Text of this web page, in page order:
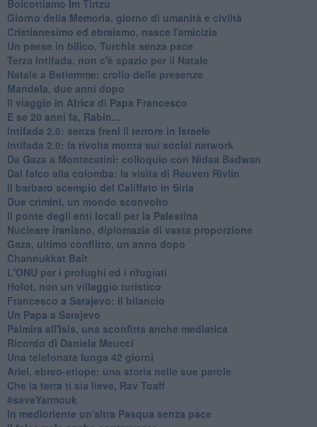
Boicottiamo Im Tirtzu
Giorno della Memoria, giorno di umanità e civiltà
Cristianesimo ed ebraismo, nasce l'amicizia
Un paese in bilico, Turchia senza pace
Terza Intifada, non c'è spazio per il Natale
Natale a Betlemme: crollo delle presenze
Mandela, due anni dopo
Il viaggio in Africa di Papa Francesco
E se 20 anni fa, Rabin...
Intifada 2.0: senza freni il terrore in Israele
Intifada 2.0: la rivolta monta sui social network
Da Gaza a Montecatini: colloquio con Nidaa Badwan
Dal falco alla colomba: la visita di Reuven Rivlin
Il barbaro scempio del Califfato in Siria
Due crimini, un mondo sconvolto
Il ponte degli enti locali per la Palestina
Nucleare iraniano, diplomazia di vasta proporzione
Gaza, ultimo conflitto, un anno dopo
Channukkat Bait
L'ONU per i profughi ed i rifugiati
Holot, non un villaggio turistico
Francesco a Sarajevo: il bilancio
Un Papa a Sarajevo
Palmira all'Isis, una sconfitta anche mediatica
Ricordo di Daniela Meucci
​Una telefonata lunga 42 giorni
​Ariel, ebreo-etiope: una storia nelle sue parole
Che la terra ti sia lieve, Rav Toaff
​#saveYarmouk
​In medioriente un'altra Pasqua senza pace